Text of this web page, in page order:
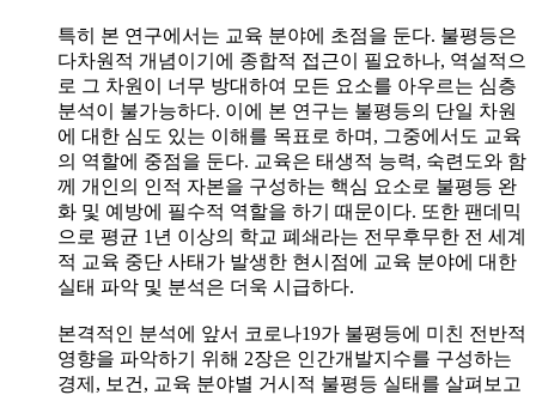
특히 본 연구에서는 교육 분야에 초점을 둔다. 불평등은
다차원적 개념이기에 종합적 접근이 필요하나, 역설적으
로 그 차원이 너무 방대하여 모든 요소를 아우르는 심층
분석이 불가능하다. 이에 본 연구는 불평등의 단일 차원
에 대한 심도 있는 이해를 목표로 하며, 그중에서도 교육
의 역할에 중점을 둔다. 교육은 태생적 능력, 숙련도와 함
께 개인의 인적 자본을 구성하는 핵심 요소로 불평등 완
화 및 예방에 필수적 역할을 하기 때문이다. 또한 팬데믹
으로 평균 1년 이상의 학교 폐쇄라는 전무후무한 전 세계
적 교육 중단 사태가 발생한 현시점에 교육 분야에 대한
실태 파악 및 분석은 더욱 시급하다.
본격적인 분석에 앞서 코로나19가 불평등에 미친 전반적
영향을 파악하기 위해 2장은 인간개발지수를 구성하는
경제, 보건, 교육 분야별 거시적 불평등 실태를 살펴보고